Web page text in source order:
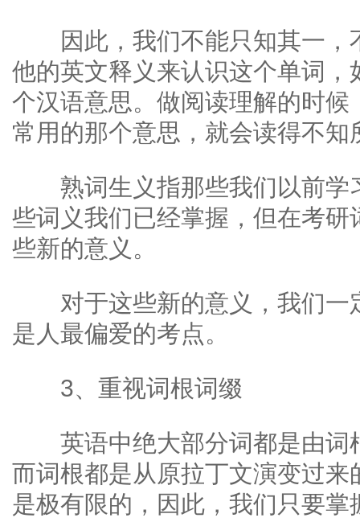
因此，我们不能只知其一，
他的英文释义来认识这个单词
个汉语意思。做阅读理解的时
常用的那个意思，就会读得不知
熟词生义指那些我们以前学
些词义我们已经掌握，但在考
些新的意义。
对于这些新的意义，我们一
是人最偏爱的考点。
3、重视词根词缀
英语中绝大部分词都是由词
而词根都是从原拉丁文演变过
是极有限的，因此，我们只要